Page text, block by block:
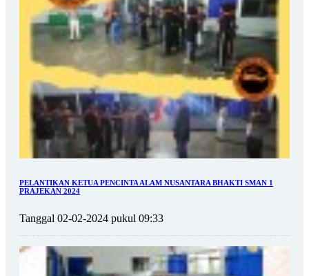
PELANTIKAN KETUA PENCINTA ALAM NUSANTARA BHAKTI SMAN 1
PRAJEKAN 2024
Tanggal 02-02-2024 pukul 09:33